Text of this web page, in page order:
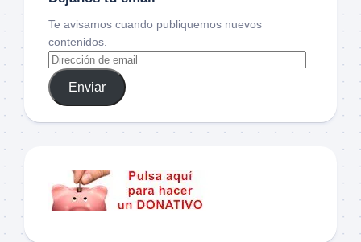
Te avisamos cuando publiquemos nuevos
contenidos.
Enviar